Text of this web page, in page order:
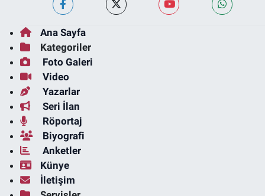
Ana Sayfa
Kategoriler
Foto Galeri
Video
Yazarlar
Seri İlan
Röportaj
Biyografi
Anketler
Künye
İletişim